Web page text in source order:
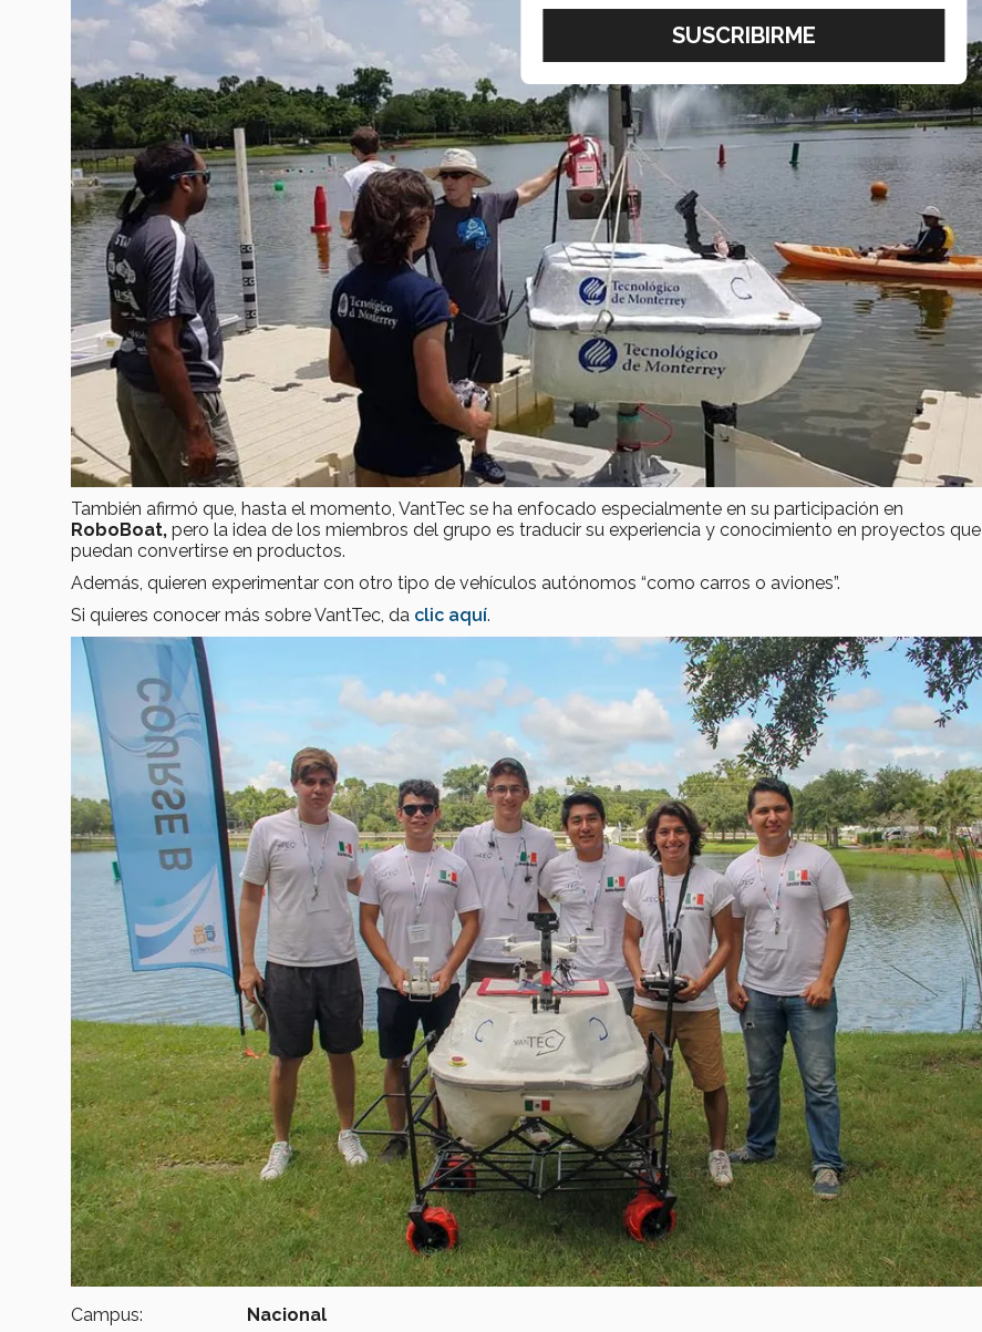
También afirmó que, hasta el momento, VantTec se ha enfocado especialmente en su participación en
RoboBoat, pero la idea de los miembros del grupo es traducir su experiencia y conocimiento en proyectos que
puedan convertirse en productos.
Además, quieren experimentar con otro tipo de vehículos autónomos “como carros o aviones”.
Si quieres conocer más sobre VantTec, da clic aquí.
Campus:
Nacional